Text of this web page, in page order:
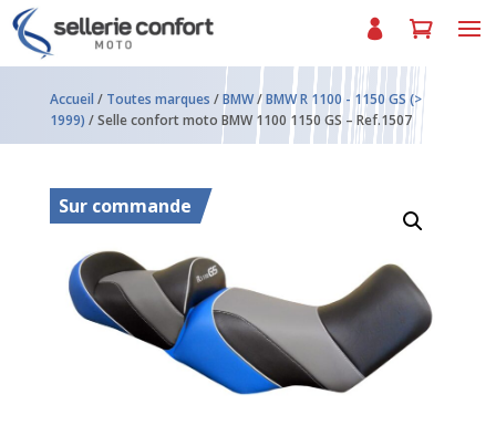
Accueil / Toutes marques /BMW/BMW R 1100 - 1150 GS (>
1999) / Selle confort moto BMW 1100 1150 GS – Ref.1507
Sur commande